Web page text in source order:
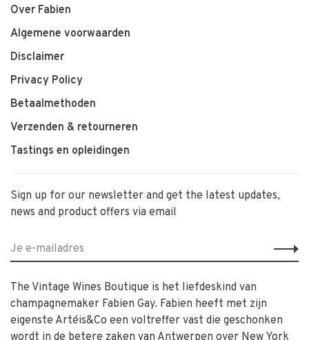
Over Fabien
Algemene voorwaarden
Disclaimer
Privacy Policy
Betaalmethoden
Verzenden & retourneren
Tastings en opleidingen
Sign up for our newsletter and get the latest updates,
news and product offers via email
The Vintage Wines Boutique is het liefdeskind van
champagnemaker Fabien Gay. Fabien heeft met zijn
eigenste Artéis&Co een voltreffer vast die geschonken
wordt in de betere zaken van Antwerpen over New York